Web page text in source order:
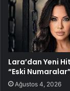
Lara’dan Yeni
“Eski
Ağustos 4, 2026